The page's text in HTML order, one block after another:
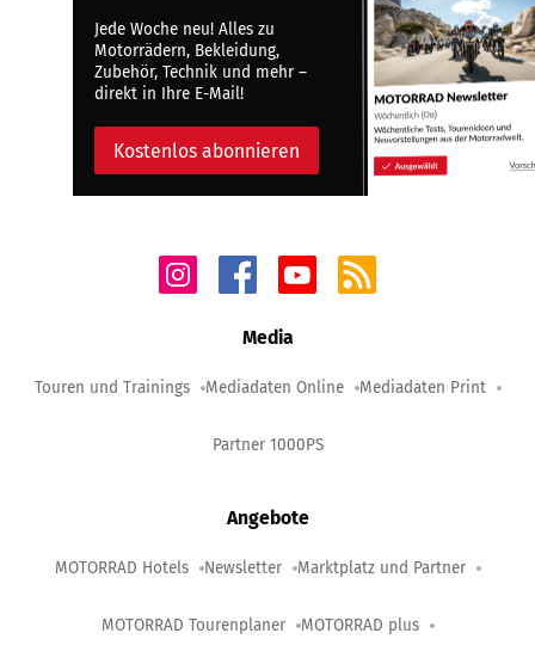
Jede Woche neu! Alles zu
Motorrädern, Bekleidung,
Zubehör, Technik und mehr –
direkt in Ihre E-Mail!
Kostenlos abonnieren
Media
Touren und Trainings Mediadaten Online Mediadaten Print
Partner 1000PS
Angebote
MOTORRAD Hotels Newsletter Marktplatz und Partner
MOTORRAD Tourenplaner MOTORRAD plus